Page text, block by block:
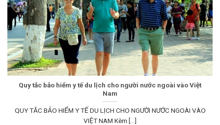
Quy tắc bảo hiểm y tế du lịch cho người nước ngoài vào Việt
Nam
QUY TẮC BẢO HIỂM Y TẾ DU LỊCH CHO NGƯỜI NƯỚC NGOÀI VÀO
VIỆT NAM Kèm [...]